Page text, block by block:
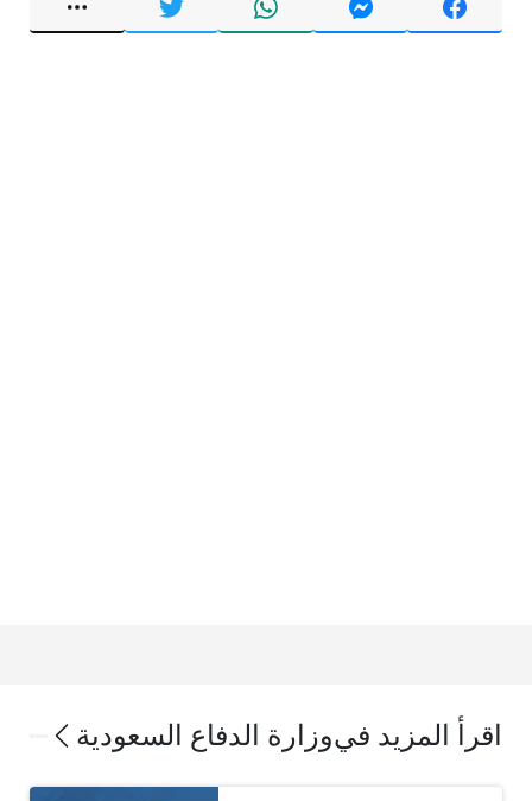
اقرأ المزيد فيوزارة الدفاع السعودية